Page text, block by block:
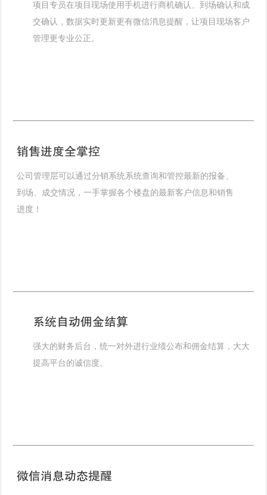
项目专员在项目现场使用手机进行商机确认、到场确认和成
交确认，数据实时更新更有微信消息提醒，让项目现场客户
管理更专业公正。
销售进度全掌控
公司管理层可以通过分销系统系统查询和管控最新的报备、
到场、成交情况，一手掌握各个楼盘的最新客户信息和销售
进度！
系统自动佣金结算
强大的财务后台，统一对外进行业绩公布和佣金结算，大大
提高平台的诚信度。
微信消息动态提醒